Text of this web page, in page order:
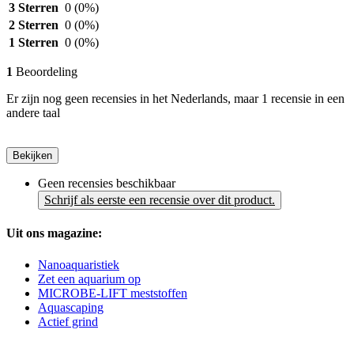
3 Sterren 0 (0%)
2 Sterren 0 (0%)
1 Sterren 0 (0%)
1 Beoordeling
Er zijn nog geen recensies in het Nederlands, maar 1 recensie in een
andere taal
Bekijken
Geen recensies beschikbaar
Schrijf als eerste een recensie over dit product.
Uit ons magazine:
Nanoaquaristiek
Zet een aquarium op
MICROBE-LIFT meststoffen
Aquascaping
Actief grind